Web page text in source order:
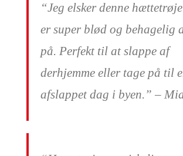
“Jeg elsker denne
er super blød og behagelig
på. Perfekt til at slappe af
derhjemme eller tage på til
afslappet dag i byen.” –